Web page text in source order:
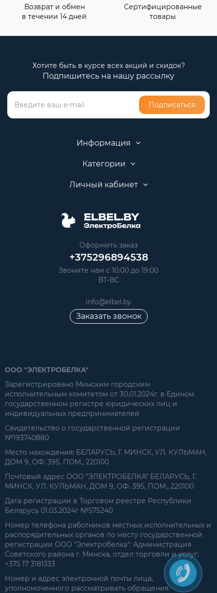
Возврат и обмен
в течении 14 дней
Сертифицированные
товары
Хотите быть в курсе всех акций и скидок?
Подпишитесь на нашу рассылку
Подписаться
Информация
Категории
Личный кабинет
Оформить заказ
+375296894538
Звоните нам с 10:00 до 19:00
ВТ-ВС
info@elbel.by
Заказать звонок
ООО "ЭЛЕКТРОБЕЛКА"
Зарегистрировано Минским городским
исполнительным комитетом от 30.01.2024г. в Едином
государственном регистре юридических лиц и
индивидуальных предпринимателей
Свидетельство о государственной регистрации
№193740880
Место нахождения: БЕЛАРУСЬ, Г. МИНСК, УЛ. КУЛЬМАН,
ДОМ 9, ОФ. 395, ПОМ., 220100
Почтовый адрес ООО "ЭЛЕКТРОБЕЛКА" БЕЛАРУСЬ, Г.
МИНСК, УЛ. КУЛЬМАН, ДОМ 9, ОФ. 395, ПОМ., 220100
Дата регистрации в Торговом реестре Республики
Беларусь 01.03.2024г №575240
Номер телефона работников местных исполнительных и
распорядительных органов по месту государственной
регистрации ООО "Электробелка": Администрация
Советского района г. Минска, отдел торговли и услуг:
+375 17 3181333
Номер и адрес электронной почты лица,
уполномоченного рассматривать обращения